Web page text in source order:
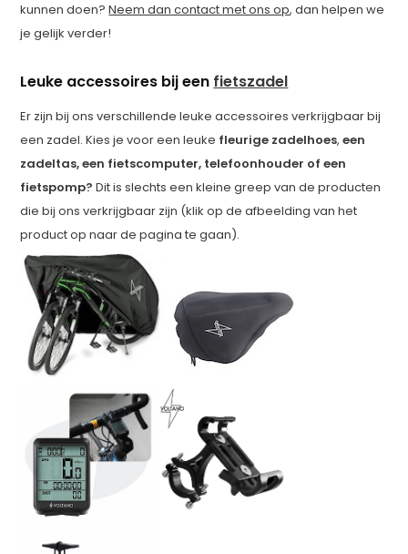
kunnen doen?Neem dan contact met ons op, dan helpen we
je gelijk verder!
Leuke accessoires bij een fietszadel
Er zijn bij ons verschillende leuke accessoires verkrijgbaar bij
een zadel. Kies je voor een leuke fleurige zadelhoes,een
zadeltas, een fietscomputer, telefoonhouder of een
fietspomp? Dit is slechts een kleine greep van de producten
die bij ons verkrijgbaar zijn (klik op de afbeelding van het
product op naar de pagina te gaan).